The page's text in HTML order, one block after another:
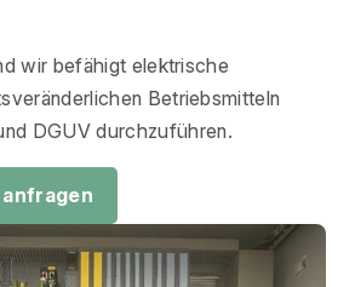
wir befähigt elektrische
Betriebsmitteln
DGUV durchzuführen.